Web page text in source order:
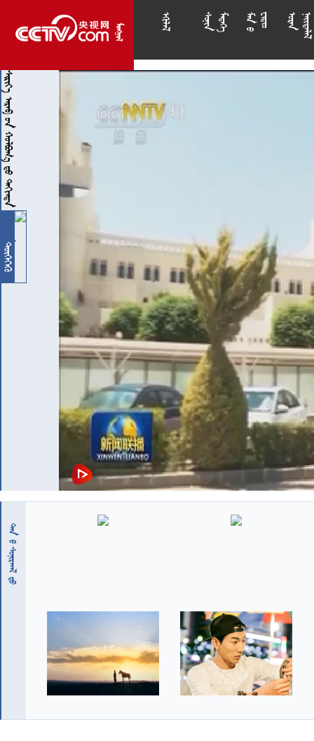
 








    











      
 